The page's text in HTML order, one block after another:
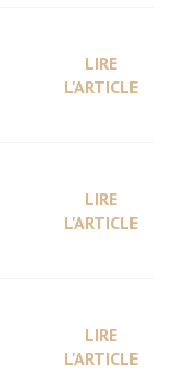
LIRE
L'ARTICLE
LIRE
L'ARTICLE
LIRE
L'ARTICLE